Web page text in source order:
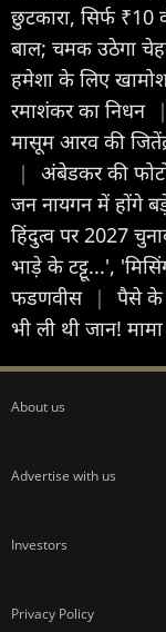
छुटकारा, सिर्फ
बाल; चमक उठेगा
हमेशा के लिए खामोश,
रमाशंकर का निधन |
मासूम आरव की
|
अंबेडकर की
जन नायगन में होंगे
हिंदुत्व पर 2027
भाड़े के टट्टू...',
फडणवीस |
पैसे के
भी ली थी जान!
About us
Advertise with us
Investors
Privacy Policy